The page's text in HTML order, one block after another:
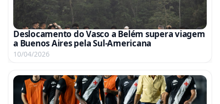
Deslocamento do Vasco a Belém supera viagem
a Buenos Aires pela Sul-Americana
10/04/2026